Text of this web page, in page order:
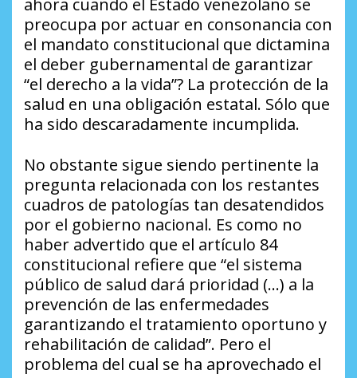
ahora cuando el Estado venezolano se
preocupa por actuar en consonancia con
el mandato constitucional que dictamina
el deber gubernamental de garantizar
“el derecho a la vida”? La protección de la
salud en una obligación estatal. Sólo que
ha sido descaradamente incumplida.
No obstante sigue siendo pertinente la
pregunta relacionada con los restantes
cuadros de patologías tan desatendidos
por el gobierno nacional. Es como no
haber advertido que el artículo 84
constitucional refiere que “el sistema
público de salud dará prioridad (…) a la
prevención de las enfermedades
garantizando el tratamiento oportuno y
rehabilitación de calidad”. Pero el
problema del cual se ha aprovechado el